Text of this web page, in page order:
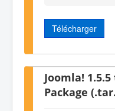
Télécharger
Joomla!
Package